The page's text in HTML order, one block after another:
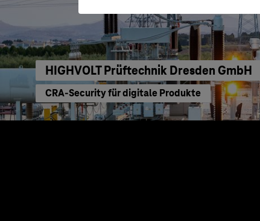
HIGHVOLT Prüftechnik Dresden GmbH
CRA-Security für digitale Produkte